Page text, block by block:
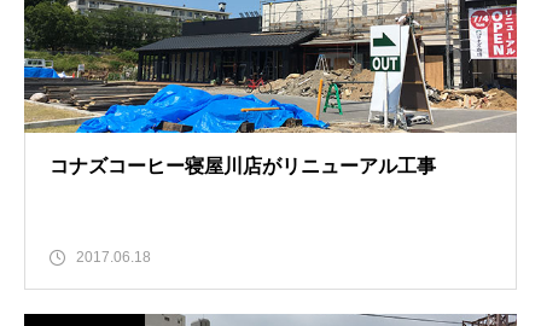
コナズコーヒー寝屋川店がリニューアル工事
2017.06.18